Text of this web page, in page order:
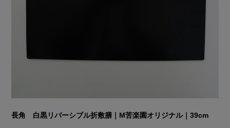
長角 白黒リバーシブル折敷膳｜M苦楽園オリジナル｜39cm